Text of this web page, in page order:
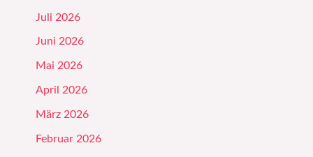
Juli 2026
Juni 2026
Mai 2026
April 2026
März 2026
Februar 2026